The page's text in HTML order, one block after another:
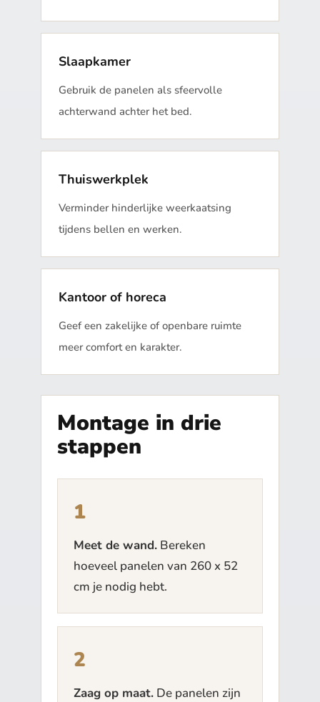
Slaapkamer
Gebruik de panelen als sfeervolle
achterwand achter het bed.
Thuiswerkplek
Verminder hinderlijke weerkaatsing
tijdens bellen en werken.
Kantoor of horeca
Geef een zakelijke of openbare ruimte
meer comfort en karakter.
Montage in drie
stappen
Meet de wand.Bereken
hoeveel panelen van 260 x 52
cm je nodig hebt.
Zaag op maat.De panelen zijn